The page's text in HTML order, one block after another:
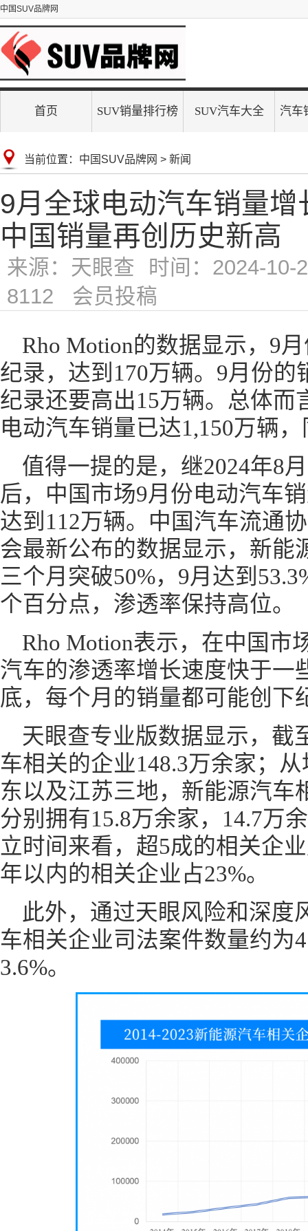
中国SUV品牌网
首页 SUV销量排行榜 SUV汽车大全 汽车
当前位置： 中国SUV品牌网 > 新闻
9月全球电动汽车销量
中国销量再创历史新高
来源：天眼查
时间：2024-10-
8112 会员投稿
Rho Motion的数据显示，9
纪录，达到170万辆。9月份的
纪录还要高出15万辆。总体而
电动汽车销量已达1,150万辆
值得一提的是，继2024年8
后，中国市场9月份电动汽车
达到112万辆。中国汽车流通
会最新公布的数据显示，新能
三个月突破50%，9月达到
个百分点，渗透率保持高位。
Rho Motion表示，在中国市
汽车的渗透率增长速度快于一
底，每个月的销量都可能创下
天眼查专业版数据显示，截
车相关的企业148.3万余家；
东以及江苏三地，新能源汽车
分别拥有15.8万余家，14.7万
立时间来看，超5成的相关企
年以内的相关企业占23%。
此外，通过天眼风险和深度
车相关企业司法案件数量约为
3.6%。